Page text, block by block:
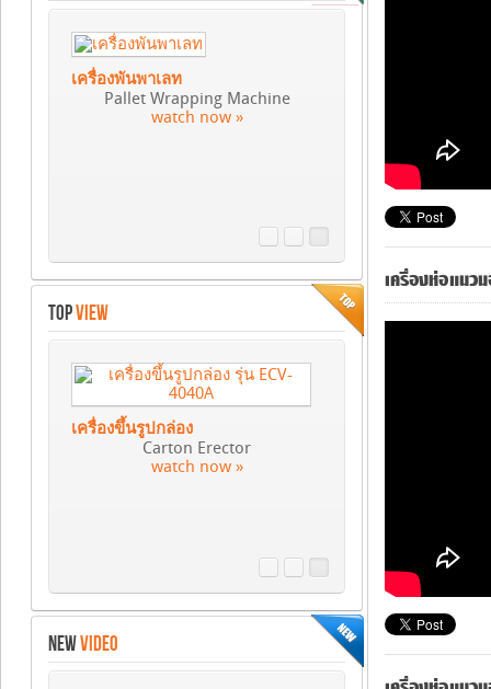
เครื่องห่อแนว
TOPVIEW
Vertical Packing Machine
NEWVIDEO